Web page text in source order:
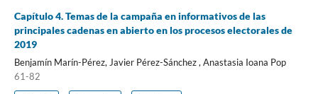
Capítulo 4. Temas de la campaña en informativos de las
principales cadenas en abierto en los procesos electorales de
2019
Benjamín Marín-Pérez, Javier Pérez-Sánchez , Anastasia Ioana Pop
61-82